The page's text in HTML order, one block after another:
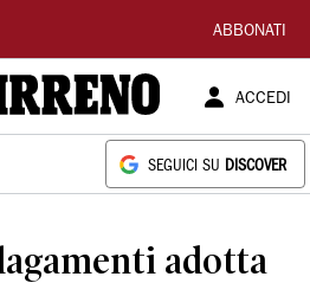
ABBONATI
ACCEDI
SEGUICI SU DISCOVER
adotta